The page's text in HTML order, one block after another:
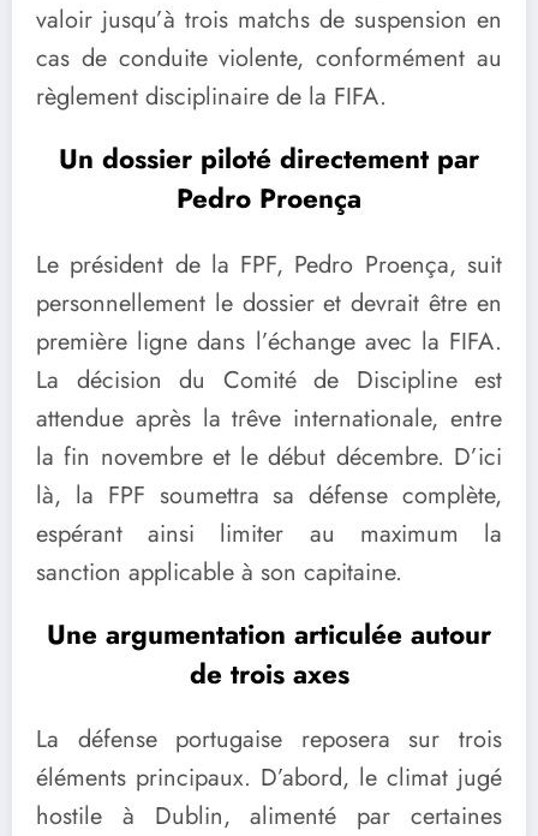
valoir jusqu’à trois matchs de suspension en
cas de conduite violente, conformément au
règlement disciplinaire de la FIFA.
Un dossier piloté directement par
Pedro Proença
Le président de la FPF, Pedro Proença, suit
personnellement le dossier et devrait être en
première ligne dans l’échange avec la FIFA.
La décision du Comité de Discipline est
attendue après la trêve internationale, entre
la fin novembre et le début décembre. D’ici
là, la FPF soumettra sa défense complète,
espérant ainsi limiter au maximum la
sanction applicable à son capitaine.
Une argumentation articulée autour
de trois axes
La défense portugaise reposera sur trois
éléments principaux. D’abord, le climat jugé
hostile à Dublin, alimenté par certaines